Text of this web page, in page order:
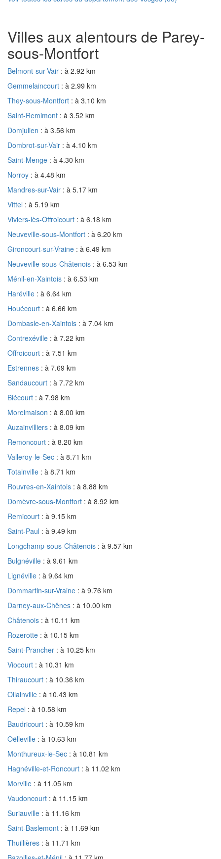
Villes aux alentours de Parey-
sous-Montfort
Belmont-sur-Vair : à 2.92 km
Gemmelaincourt : à 2.99 km
They-sous-Montfort : à 3.10 km
Saint-Remimont : à 3.52 km
Domjulien : à 3.56 km
Dombrot-sur-Vair : à 4.10 km
Saint-Menge : à 4.30 km
Norroy : à 4.48 km
Mandres-sur-Vair : à 5.17 km
Vittel : à 5.19 km
Viviers-lès-Offroicourt : à 6.18 km
Neuveville-sous-Montfort : à 6.20 km
Gironcourt-sur-Vraine : à 6.49 km
Neuveville-sous-Châtenois : à 6.53 km
Ménil-en-Xaintois : à 6.53 km
Haréville : à 6.64 km
Houécourt : à 6.66 km
Dombasle-en-Xaintois : à 7.04 km
Contrexéville : à 7.22 km
Offroicourt : à 7.51 km
Estrennes : à 7.69 km
Sandaucourt : à 7.72 km
Biécourt : à 7.98 km
Morelmaison : à 8.00 km
Auzainvilliers : à 8.09 km
Remoncourt : à 8.20 km
Valleroy-le-Sec : à 8.71 km
Totainville : à 8.71 km
Rouvres-en-Xaintois : à 8.88 km
Domèvre-sous-Montfort : à 8.92 km
Remicourt : à 9.15 km
Saint-Paul : à 9.49 km
Longchamp-sous-Châtenois : à 9.57 km
Bulgnéville : à 9.61 km
Lignéville : à 9.64 km
Dommartin-sur-Vraine : à 9.76 km
Darney-aux-Chênes : à 10.00 km
Châtenois : à 10.11 km
Rozerotte : à 10.15 km
Saint-Prancher : à 10.25 km
Viocourt : à 10.31 km
Thiraucourt : à 10.36 km
Ollainville : à 10.43 km
Repel : à 10.58 km
Baudricourt : à 10.59 km
Oëlleville : à 10.63 km
Monthureux-le-Sec : à 10.81 km
Hagnéville-et-Roncourt : à 11.02 km
Morville : à 11.05 km
Vaudoncourt : à 11.15 km
Suriauville : à 11.16 km
Saint-Baslemont : à 11.69 km
Thuillières : à 11.71 km